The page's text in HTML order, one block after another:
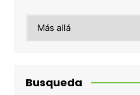
Busqueda